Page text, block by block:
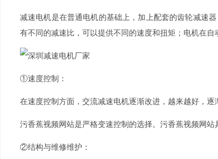
减速电机是在普通电机的基础上，加上配套的齿轮减速器
有不同的减速比，可以提供不同的速度和扭矩；电机在自
①速度控制：
在速度控制方面，交流减速电机逐渐改进，越来越好，
污香蕉视频网站是严格变速控制的选择。污香蕉视频网
②结构与维修维护：